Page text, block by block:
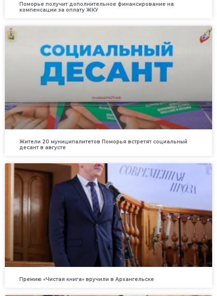
Поморье получит дополнительное финансирование на
компенсации за оплату ЖКУ
Жители 20 муниципалитетов Поморья встретят социальный
десант в августе
Премию «Чистая книга» вручили в Архангельске